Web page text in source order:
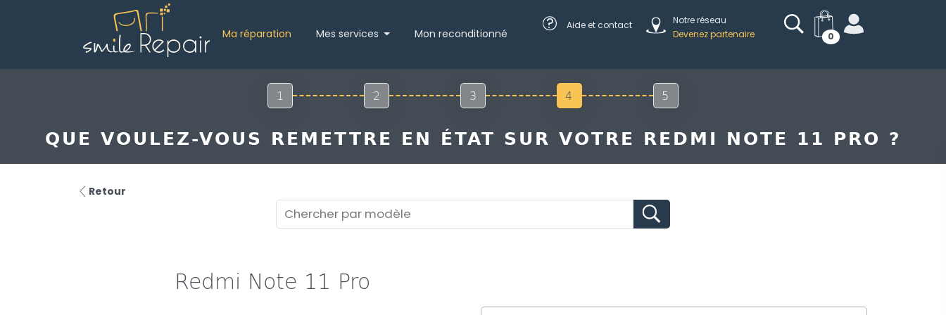
Ma réparation Mes services Mon reconditionné
? Aide et contact
Notre réseau
Devenez partenaire
0
1 2 3 4 5
QUE VOULEZ-VOUS REMETTRE EN ÉTAT SUR VOTRE REDMI NOTE 11 PRO ?
Retour
Redmi Note 11 Pro